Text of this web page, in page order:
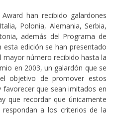
han recibido galardones
Polonia, Alemania, Serbia,
además del Programa de
esta edición se han presentado
mayor número recibido hasta la
en 2003, un galardón que se
objetivo de promover estos
que sean imitados en
que recordar que únicamente
a los criterios de la